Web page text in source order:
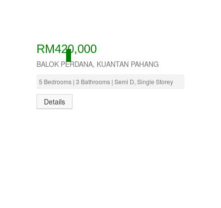
ACTIVE
RM420,000
BALOK PERDANA, KUANTAN PAHANG
5 Bedrooms | 3 Bathrooms | Semi D, Single Storey
Details